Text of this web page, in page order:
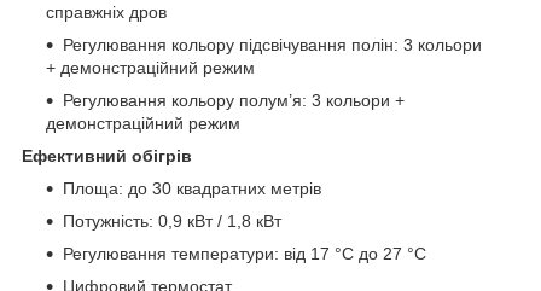
справжніх дров
Регулювання кольору підсвічування полін: 3 кольори
+ демонстраційний режим
Регулювання кольору полум’я: 3 кольори +
демонстраційний режим
Ефективний обігрів
Площа: до 30 квадратних метрів
Потужність: 0,9 кВт / 1,8 кВт
Регулювання температури: від 17 °C до 27 °C
Цифровий термостат